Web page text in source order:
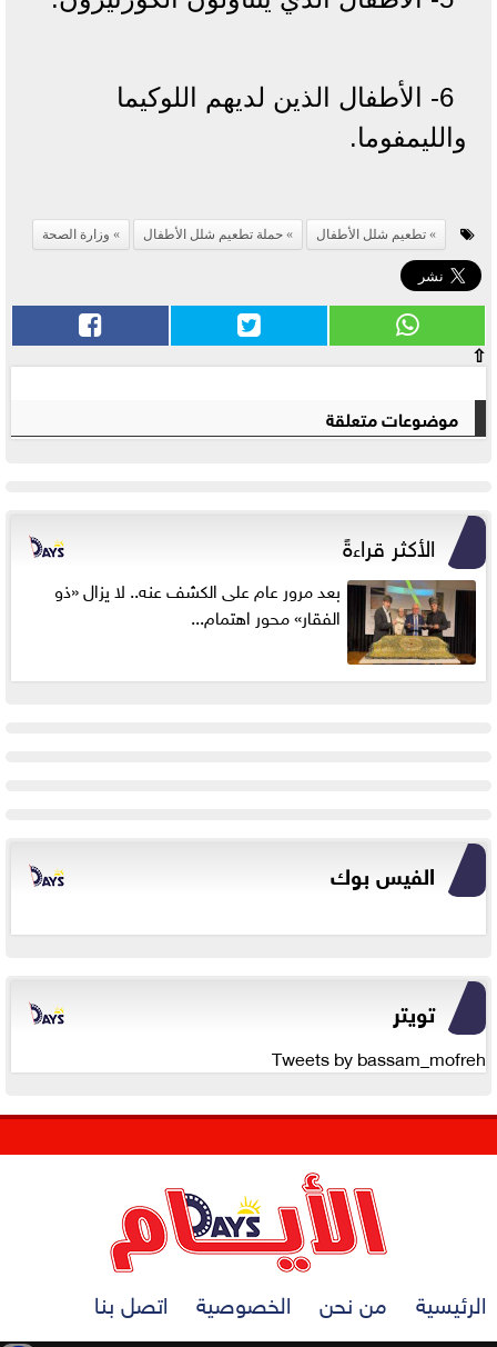
6- الأطفال الذين لديهم اللوكيما
والليمفوما.
تطعيم شلل الأطفال حملة تطعيم شلل الأطفال وزارة الصحة
⇧
موضوعات متعلقة
الأكثر قراءةً
بعد مرور عام على الكشف عنه.. لا يزال «ذو
الفقار» محور اهتمام...
الفيس بوك
تويتر
Tweets by bassam_mofreh
الرئيسية من نحن الخصوصية
اتصل بنا